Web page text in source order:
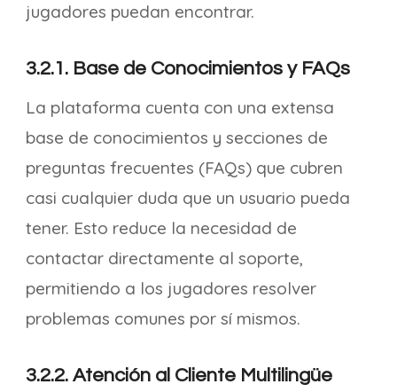
jugadores puedan encontrar.
3.2.1. Base de Conocimientos y FAQs
La plataforma cuenta con una extensa
base de conocimientos y secciones de
preguntas frecuentes (FAQs) que cubren
casi cualquier duda que un usuario pueda
tener. Esto reduce la necesidad de
contactar directamente al soporte,
permitiendo a los jugadores resolver
problemas comunes por sí mismos.
3.2.2. Atención al Cliente Multilingüe